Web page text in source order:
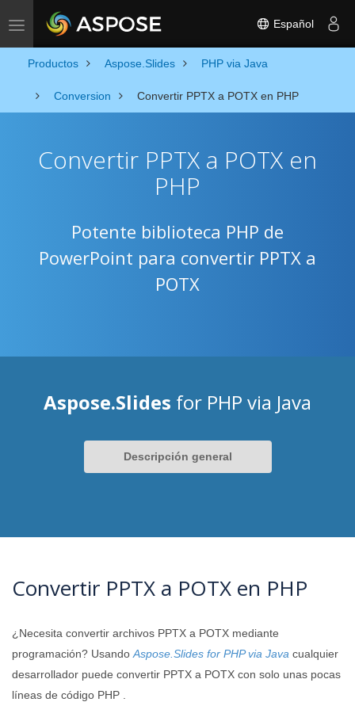
Toggle navigation Español
Productos Aspose.Slides PHP via Java
Conversion Convertir PPTX a POTX en PHP
Convertir PPTX a POTX en
PHP
Potente biblioteca PHP de
PowerPoint para convertir PPTX a
POTX
Aspose.Slides for PHP via Java
Descripción general
Convertir PPTX a POTX en PHP
¿Necesita convertir archivos PPTX a POTX mediante
programación? Usando Aspose.Slides for PHP via Java cualquier
desarrollador puede convertir PPTX a POTX con solo unas pocas
líneas de código PHP .